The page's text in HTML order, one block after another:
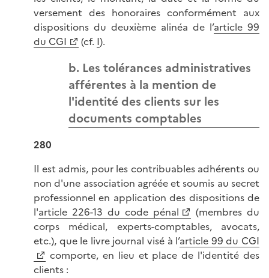
versement des honoraires conformément aux
dispositions du deuxième alinéa de l’article 99
du CGI
(cf. I).
b. Les tolérances administratives
afférentes à la mention de
l'identité des clients sur les
documents comptables
280
Il est admis, pour les contribuables adhérents ou
non d'une association agréée et soumis au secret
professionnel en application des dispositions de
l'article 226-13 du code pénal
(membres du
corps médical, experts-comptables, avocats,
etc.), que le livre journal visé à l’article 99 du CGI
comporte, en lieu et place de l'identité des
clients :